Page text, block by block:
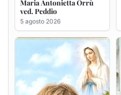
Rosa Maria Usai ved.
D'Attellis
5 agosto 2026